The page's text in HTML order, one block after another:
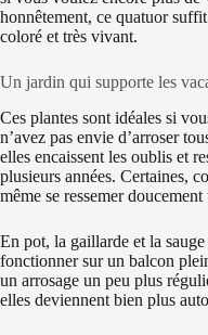
honnêtement, ce quatuor
coloré et très vivant.
Un jardin qui supporte les
Ces plantes sont idéales si
n’avez pas envie d’arroser
elles encaissent les oublis et
plusieurs années. Certaines,
même se ressemer doucement
En pot, la gaillarde et la
fonctionner sur un balcon
un arrosage un peu plus
elles deviennent bien plus